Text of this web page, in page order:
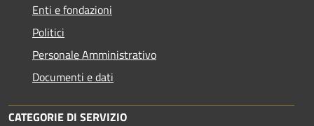
Enti e fondazioni
Politici
Personale Amministrativo
Documenti e dati
CATEGORIE DI SERVIZIO